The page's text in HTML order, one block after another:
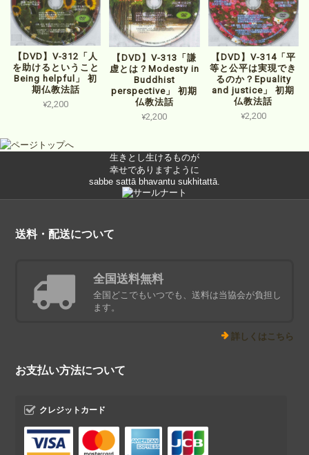
【DVD】V-312「人
を助けるということ
Being helpful」 初
期仏教法話
¥2,200
【DVD】V-313「謙
虚とは？Modesty in
Buddhist
perspective」 初期
仏教法話
¥2,200
【DVD】V-314「平
等と公平は実現でき
るのか？Epuality
and justice」 初期
仏教法話
¥2,200
生きとし生けるものが
幸せでありますように
sabbe sattā bhavantu sukhitattā.
送料・配送について
全国送料無料
全国どこでもいつでも、送料は当協会が負担し
ます。
詳しくはこちら
お支払い方法について
クレジットカード